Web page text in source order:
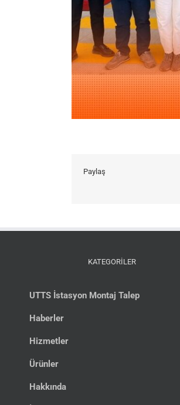
Paylaş
KATEGORİLER
UTTS İstasyon Montaj Talep
Haberler
Hizmetler
Ürünler
Hakkında